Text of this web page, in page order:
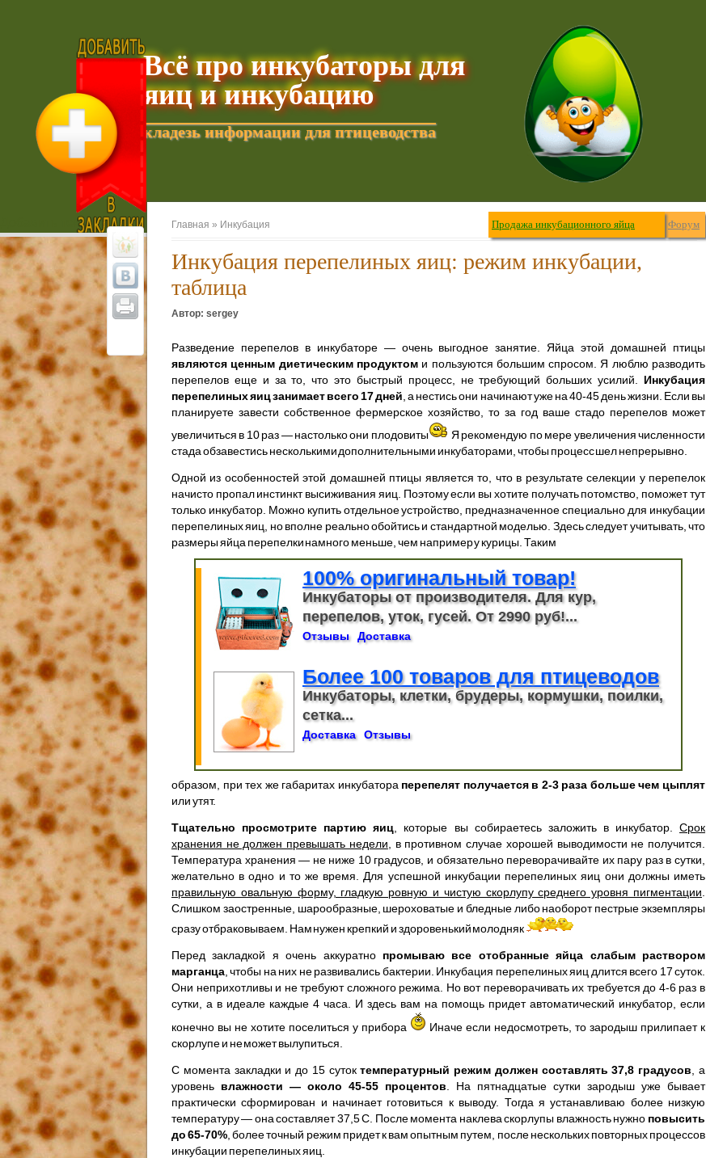
Всё про инкубаторы для
яиц и инкубацию
кладезь информации для птицеводства
Добавить текущую страницу в Избранное Форум
Продажа инкубационного яйца
Главная » Инкубация
Инкубация перепелиных яиц: режим инкубации,
таблица
Автор: sergey
Разведение перепелов в инкубаторе — очень выгодное занятие. Яйца этой домашней птицы
являются ценным диетическим продуктоми пользуются большим спросом. Я люблю разводить
перепелов еще и за то, что это быстрый процесс, не требующий больших усилий. Инкубация
перепелиных яиц занимает всего 17 дней , а нестись они начинают уже на 40-45 день жизни. Если вы
планируете завести собственное фермерское хозяйство, то за год ваше стадо перепелов может
увеличиться в 10 раз — настолько они плодовиты
Я рекомендую по мере увеличения численности
стада обзавестись несколькими дополнительными инкубаторами, чтобы процесс шел непрерывно.
Одной из особенностей этой домашней птицы является то, что в результате селекции у перепелок
начисто пропал инстинкт высиживания яиц. Поэтому если вы хотите получать потомство, поможет тут
только инкубатор. Можно купить отдельное устройство, предназначенное специально для инкубации
перепелиных яиц, но вполне реально обойтись и стандартной моделью. Здесь следует учитывать, что
размеры яйца перепелки намного меньше, чем например у курицы. Таким
100% оригинальный товар!
Инкубаторы от производителя. Для кур,
перепелов, уток, гусей. От 2990 руб!...
Отзывы Доставка
Более 100 товаров для птицеводов
Инкубаторы, клетки, брудеры, кормушки, поилки,
сетка...
Доставка Отзывы
образом, при тех же габаритах инкубатора перепелят получается в 2-3 раза больше чем цыплят
или утят.
Тщательно просмотрите партию яиц , которые вы собираетесь заложить в инкубатор.Срок
хранения не должен превышать недели , в противном случае хорошей выводимости не получится.
Температура хранения — не ниже 10 градусов, и обязательно переворачивайте их пару раз в сутки,
желательно в одно и то же время. Для успешной инкубации перепелиных яиц они должны иметь
правильную овальную форму, гладкую ровную и чистую скорлупу среднего уровня пигментации
Слишком заостренные, шарообразные, шероховатые и бледные либо наоборот пестрые экземпляры
сразу отбраковываем. Нам нужен крепкий и здоровенький молодняк
Перед закладкой я очень аккуратно промываю все отобранные яйца слабым раствором
марганца , чтобы на них не развивались бактерии. Инкубация перепелиных яиц длится всего 17 суток.
Они неприхотливы и не требуют сложного режима. Но вот переворачивать их требуется до 4-6 раз в
сутки, а в идеале каждые 4 часа. И здесь вам на помощь придет автоматический инкубатор, если
конечно вы не хотите поселиться у прибора
Иначе если недосмотреть, то зародыш прилипает к
скорлупе и не может вылупиться.
С момента закладки и до 15 сутоктемпературный режим должен составлять 37,8 градусов , а
уровень влажности — около 45-55 процентов . На пятнадцатые сутки зародыш уже бывает
практически сформирован и начинает готовиться к выводу. Тогда я устанавливаю более низкую
температуру — она составляет 37,5 C. После момента наклева скорлупы влажность нужно повысить
до 65-70% , более точный режим придет к вам опытным путем, после нескольких повторных процессов
инкубации перепелиных яиц.